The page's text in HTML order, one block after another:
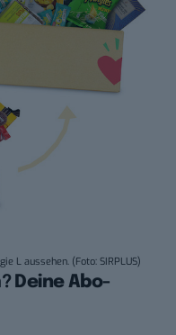
L aussehen. (Foto: SIRPLUS)
Deine Abo-